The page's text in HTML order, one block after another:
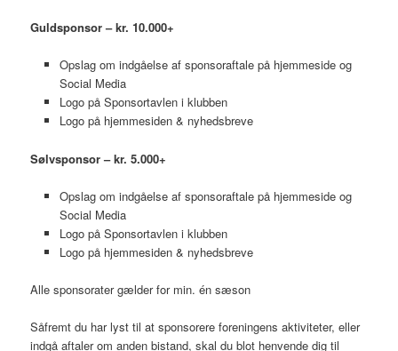
Guldsponsor – kr. 10.000+
Opslag om indgåelse af sponsoraftale på hjemmeside og
Social Media
Logo på Sponsortavlen i klubben
Logo på hjemmesiden & nyhedsbreve
Sølvsponsor – kr. 5.000+
Opslag om indgåelse af sponsoraftale på hjemmeside og
Social Media
Logo på Sponsortavlen i klubben
Logo på hjemmesiden & nyhedsbreve
Alle sponsorater gælder for min. én sæson
Såfremt du har lyst til at sponsorere foreningens aktiviteter, eller
indgå aftaler om anden bistand, skal du blot henvende dig til